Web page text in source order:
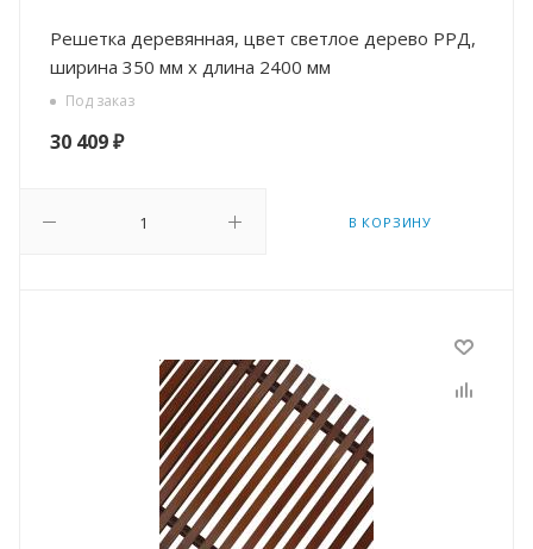
Решетка деревянная, цвет светлое дерево РРД,
ширина 350 мм х длина 2400 мм
Под заказ
30 409₽
В КОРЗИНУ